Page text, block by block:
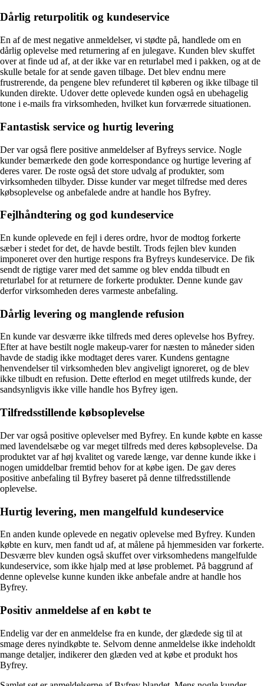
Dårlig returpolitik og kundeservice
En af de mest negative anmeldelser, vi stødte på, handlede om en
dårlig oplevelse med returnering af en julegave. Kunden blev skuffet
over at finde ud af, at der ikke var en returlabel med i pakken, og at de
skulle betale for at sende gaven tilbage. Det blev endnu mere
frustrerende, da pengene blev refunderet til køberen og ikke tilbage til
kunden direkte. Udover dette oplevede kunden også en ubehagelig
tone i e-mails fra virksomheden, hvilket kun forværrede situationen.
Fantastisk service og hurtig levering
Der var også flere positive anmeldelser af Byfreys service. Nogle
kunder bemærkede den gode korrespondance og hurtige levering af
deres varer. De roste også det store udvalg af produkter, som
virksomheden tilbyder. Disse kunder var meget tilfredse med deres
købsoplevelse og anbefalede andre at handle hos Byfrey.
Fejlhåndtering og god kundeservice
En kunde oplevede en fejl i deres ordre, hvor de modtog forkerte
sæber i stedet for det, de havde bestilt. Trods fejlen blev kunden
imponeret over den hurtige respons fra Byfreys kundeservice. De fik
sendt de rigtige varer med det samme og blev endda tilbudt en
returlabel for at returnere de forkerte produkter. Denne kunde gav
derfor virksomheden deres varmeste anbefaling.
Dårlig levering og manglende refusion
En kunde var desværre ikke tilfreds med deres oplevelse hos Byfrey.
Efter at have bestilt nogle makeup-varer for næsten to måneder siden
havde de stadig ikke modtaget deres varer. Kundens gentagne
henvendelser til virksomheden blev angiveligt ignoreret, og de blev
ikke tilbudt en refusion. Dette efterlod en meget utilfreds kunde, der
sandsynligvis ikke ville handle hos Byfrey igen.
Tilfredsstillende købsoplevelse
Der var også positive oplevelser med Byfrey. En kunde købte en kasse
med lavendelsæbe og var meget tilfreds med deres købsoplevelse. Da
produktet var af høj kvalitet og varede længe, var denne kunde ikke i
nogen umiddelbar fremtid behov for at købe igen. De gav deres
positive anbefaling til Byfrey baseret på denne tilfredsstillende
oplevelse.
Hurtig levering, men mangelfuld kundeservice
En anden kunde oplevede en negativ oplevelse med Byfrey. Kunden
købte en kurv, men fandt ud af, at målene på hjemmesiden var forkerte.
Desværre blev kunden også skuffet over virksomhedens mangelfulde
kundeservice, som ikke hjalp med at løse problemet. På baggrund af
denne oplevelse kunne kunden ikke anbefale andre at handle hos
Byfrey.
Positiv anmeldelse af en købt te
Endelig var der en anmeldelse fra en kunde, der glædede sig til at
smage deres nyindkøbte te. Selvom denne anmeldelse ikke indeholdt
mange detaljer, indikerer den glæden ved at købe et produkt hos
Byfrey.